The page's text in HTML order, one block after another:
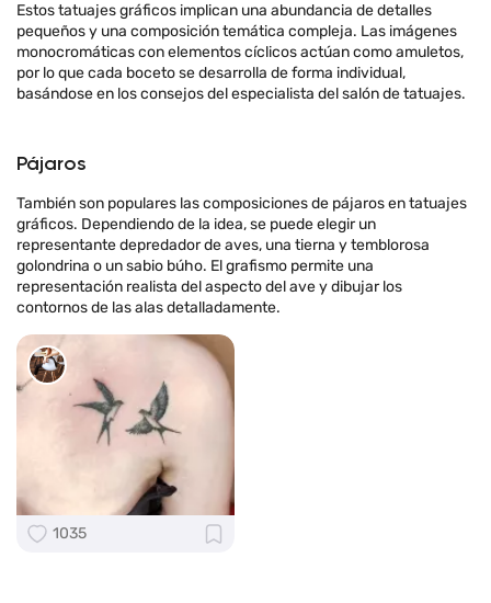
Estos tatuajes gráficos implican una abundancia de detalles
pequeños y una composición temática compleja. Las imágenes
monocromáticas con elementos cíclicos actúan como amuletos,
por lo que cada boceto se desarrolla de forma individual,
basándose en los consejos del especialista del salón de tatuajes.
Pájaros
También son populares las composiciones de pájaros en tatuajes
gráficos. Dependiendo de la idea, se puede elegir un
representante depredador de aves, una tierna y temblorosa
golondrina o un sabio búho. El grafismo permite una
representación realista del aspecto del ave y dibujar los
contornos de las alas detalladamente.
1035